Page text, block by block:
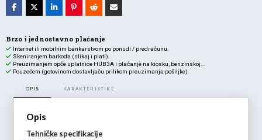
Brzo i jednostavno plaćanje
Internet ili mobilnim bankarstvom po ponudi / predračunu.
Skeniranjem barkoda (slikaj i plati).
Preuzimanjem opće uplatnice HUB3A i plaćanje na kiosku, benzinskoj...
Pouzećem (gotovinom dostavljaču prilikom preuzimanja pošiljke).
OPIS KARAKTERISTIKE
Opis
Tehničke specifikacije